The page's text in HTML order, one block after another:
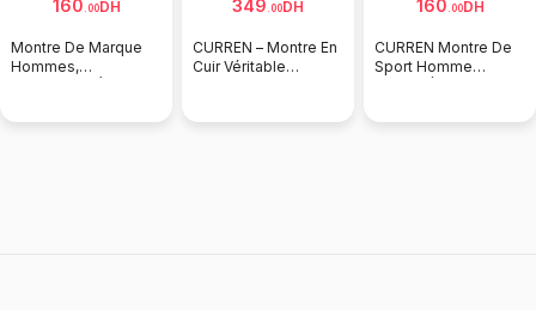
Montre En
CURREN Montre De
Sport Homme
Montre Casio Touch
À La Mode Avec Un
Marque